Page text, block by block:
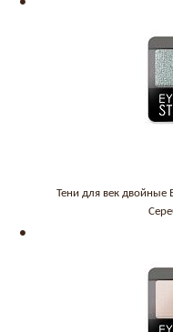
Тени для век двойные